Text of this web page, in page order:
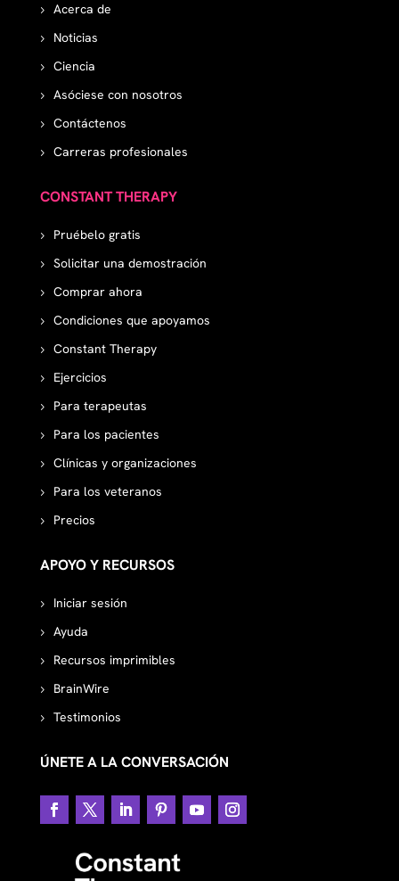
Acerca de
Noticias
Ciencia
Asóciese con nosotros
Contáctenos
Carreras profesionales
CONSTANT THERAPY
Pruébelo gratis
Solicitar una demostración
Comprar ahora
Condiciones que apoyamos
Constant Therapy
Ejercicios
Para terapeutas
Para los pacientes
Clínicas y organizaciones
Para los veteranos
Precios
APOYO Y RECURSOS
Iniciar sesión
Ayuda
Recursos imprimibles
BrainWire
Testimonios
ÚNETE A LA CONVERSACIÓN